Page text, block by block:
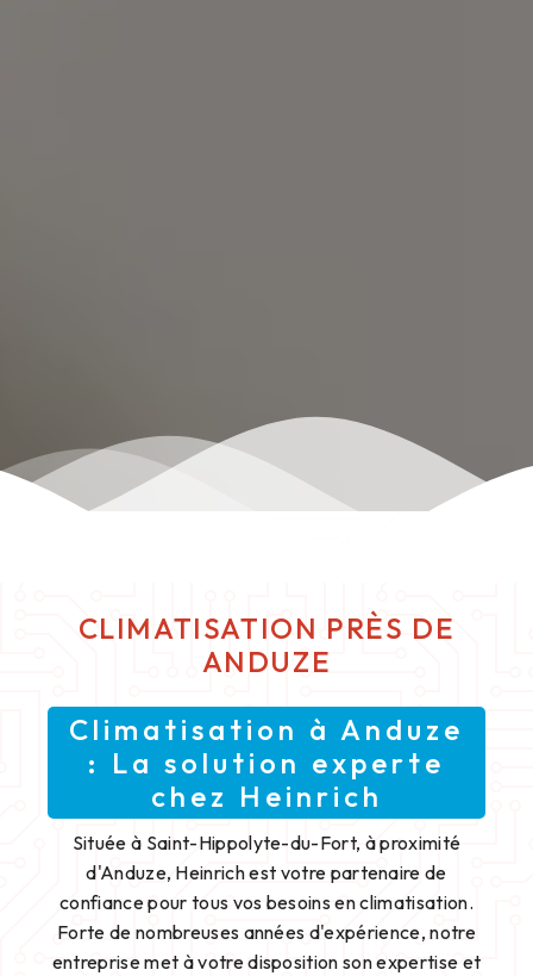
CLIMATISATION PRÈS DE
ANDUZE
Climatisation à Anduze
: La solution experte
chez Heinrich
Située à Saint-Hippolyte-du-Fort, à proximité
d'Anduze, Heinrich est votre partenaire de
confiance pour tous vos besoins en climatisation.
Forte de nombreuses années d'expérience, notre
entreprise met à votre disposition son expertise et